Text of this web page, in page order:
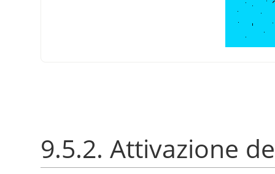
9.5.2. Attivazione